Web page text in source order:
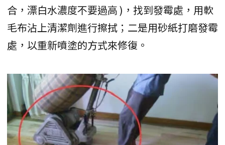
合，漂白水濃度不要過高 )，找到發霉處，用軟
毛布沾上清潔劑進行擦拭；二是用砂紙打磨發霉
處，以重新噴塗的方式來修復。